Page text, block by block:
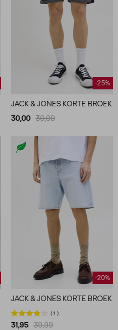
-25%
JACK & JONES KORTE BROEK
30,00 39,99
-20%
JACK & JONES KORTE BROEK
1
31,95 39,99